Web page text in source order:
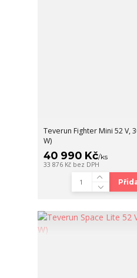
Teverun Fighter Mini 52 V,
W)
40 990 Kč/ks
33 876 Kč bez DPH